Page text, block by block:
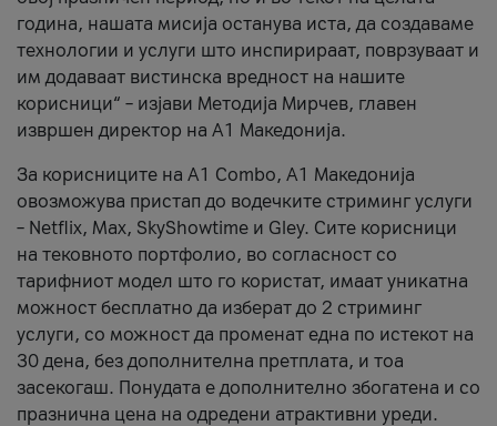
година, нашата мисија останува иста, да создаваме
технологии и услуги што инспирираат, поврзуваат и
им додаваат вистинска вредност на нашите
корисници“ – изјави Методија Мирчев, главен
извршен директор на А1 Македонија.
За корисниците на A1 Combo, А1 Македонија
овозможува пристап до водечките стриминг услуги
– Netflix, Max, SkyShowtime и Gley. Сите корисници
на тековното портфолио, во согласност со
тарифниот модел што го користат, имаат уникатна
можност бесплатно да изберат до 2 стриминг
услуги, со можност да променат една по истекот на
30 дена, без дополнителна претплата, и тоа
засекогаш. Понудата е дополнително збогатена и со
празнична цена на одредени атрактивни уреди.